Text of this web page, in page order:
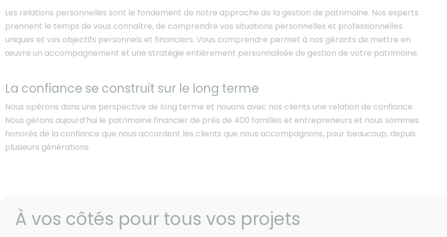
Les relations personnelles sont le fondement de notre approche de la gestion de patrimoine. Nos experts
prennent le temps de vous connaître, de comprendre vos situations personnelles et professionnelles
uniques et vos objectifs personnels et financiers. Vous comprendre permet à nos gérants de mettre en
œuvre un accompagnement et une stratégie entièrement personnalisée de gestion de votre patrimoine.
La confiance se construit sur le long terme
Nous opérons dans une perspective de long terme et nouons avec nos clients une relation de confiance.
Nous gérons aujourd’hui le patrimoine financier de près de 400 familles et entrepreneurs et nous sommes
honorés de la confiance que nous accordent les clients que nous accompagnons, pour beaucoup, depuis
plusieurs générations.
À vos côtés pour tous vos projets